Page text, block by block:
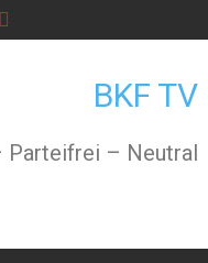
BKF TV
Parteifrei – Neutral